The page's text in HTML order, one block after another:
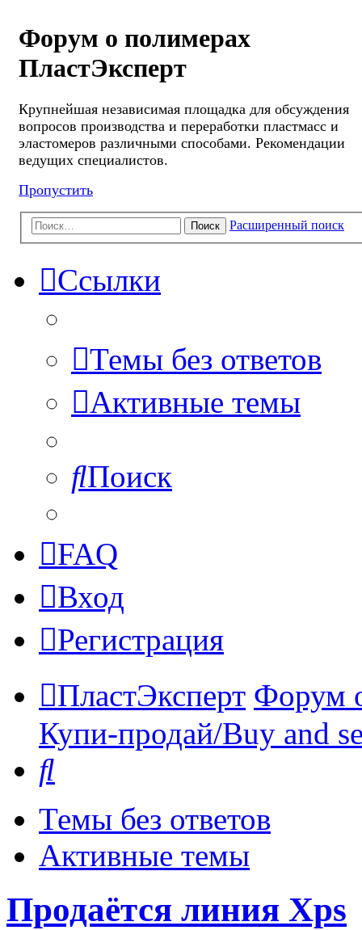
Форум о полимерах
ПластЭксперт
Крупнейшая независимая площадка для обсуждения
вопросов производства и переработки пластмасс и
эластомеров различными способами. Рекомендации
ведущих специалистов.
Пропустить
Поиск Расширенный поиск
Ссылки
Темы без ответов
Активные темы
Поиск
FAQ
Вход
Регистрация
ПластЭксперт Форум
Купи-продай/Buy and
Темы без ответов
Активные темы
Продаётся линия Xps